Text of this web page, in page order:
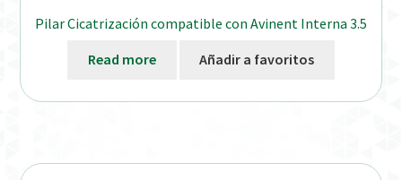
Pilar Cicatrización compatible con Avinent Interna 3.5
Read more Añadir a favoritos